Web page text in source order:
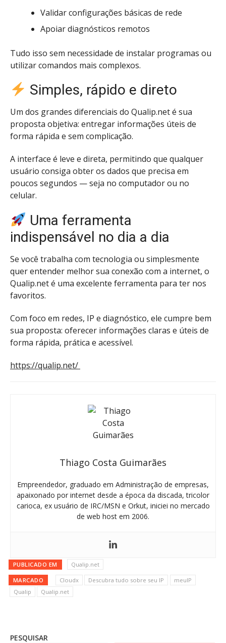
Validar configurações básicas de rede
Apoiar diagnósticos remotos
Tudo isso sem necessidade de instalar programas ou
utilizar comandos mais complexos.
Simples, rápido e direto
Um dos grandes diferenciais do Qualip.net é sua
proposta objetiva: entregar informações úteis de
forma rápida e sem complicação.
A interface é leve e direta, permitindo que qualquer
usuário consiga obter os dados que precisa em
poucos segundos — seja no computador ou no
celular.
Uma ferramenta
indispensável no dia a dia
Se você trabalha com tecnologia ou simplesmente
quer entender melhor sua conexão com a internet, o
Qualip.net é uma excelente ferramenta para ter nos
favoritos.
Com foco em redes, IP e diagnóstico, ele cumpre bem
sua proposta: oferecer informações claras e úteis de
forma rápida, prática e acessível.
https://qualip.net/
Thiago Costa Guimarães
Empreendedor, graduado em Administração de empresas,
apaixonado por internet desde a época da discada, tricolor
carioca, ex usuário de IRC/MSN e Orkut, iniciei no mercado
de web host em 2006.
PUBLICADO EM Qualip.net
MARCADO Cloudx Descubra tudo sobre seu IP
meuIP
Qualip
Qualip.net
PESQUISAR